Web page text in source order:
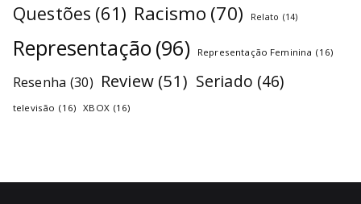
Questões (61) Racismo (70) Relato (14)
Representação (96) Representação Feminina (16)
Resenha (30) Review (51) Seriado (46)
televisão (16) XBOX (16)